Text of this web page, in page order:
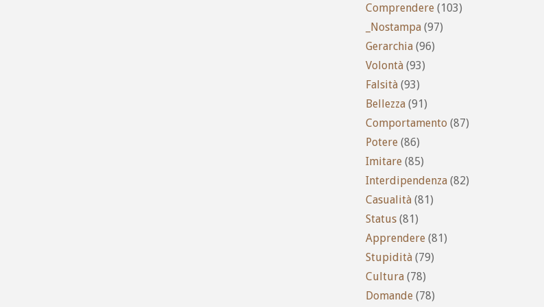
Comprendere (103)
_Nostampa (97)
Gerarchia (96)
Volontà (93)
Falsità (93)
Bellezza (91)
Comportamento (87)
Potere (86)
Imitare (85)
Interdipendenza (82)
Casualità (81)
Status (81)
Apprendere (81)
Stupidità (79)
Cultura (78)
Domande (78)